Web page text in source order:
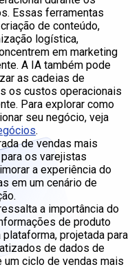
Essas ferramentas
de conteúdo,
logística,
em marketing
A IA também pode
as cadeias de
os custos operacionais
Para explorar como
seu negócio, veja
.
de vendas mais
os varejistas
a experiência do
em um cenário de
a importância do
de produto
projetada para
de dados de
um ciclo de vendas mais